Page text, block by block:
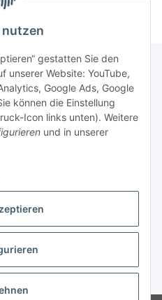
nutzen
gestatten Sie den
unserer Website: YouTube,
Google Ads, Google
können die Einstellung
Icon links unten). Weitere
und in unserer
entsprechend Ihrer
und jederzeit widerruflich
per E-Mail zu.
Abonnieren
Versand